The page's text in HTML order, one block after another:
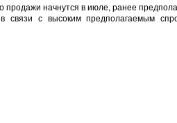
продажи начнутся в июле, ранее
связи с высоким предполагаемым